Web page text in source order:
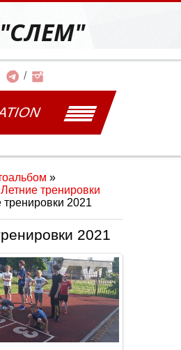
"СЛЕМ"
»
Летние тренировки
тренировки 2021
2021